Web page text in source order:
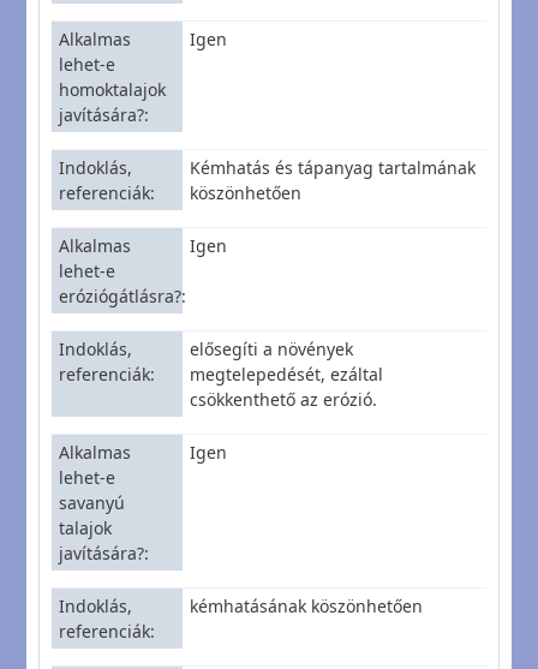
Alkalmas
lehet-e
homoktalajok
javítására?
Igen
Indoklás,
referenciák
Kémhatás és tápanyag tartalmának
köszönhetően
Alkalmas
lehet-e
eróziógátlásra?
Igen
Indoklás,
referenciák
elősegíti a növények
megtelepedését, ezáltal
csökkenthető az erózió.
Alkalmas
lehet-e
savanyú
talajok
javítására?
Igen
Indoklás,
referenciák
kémhatásának köszönhetően